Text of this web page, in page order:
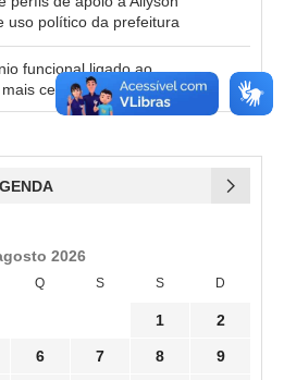
uso político da prefeitura
funcional ligado ao
cedo no Brasil
2026
Q S S D
1 2
6 7 8 9